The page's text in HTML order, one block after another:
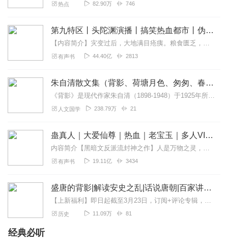
热点 82.90万 746
第九特区丨头陀渊演播丨搞笑热血都市丨伪戒丨VIP免费多人有声剧
【内容简介】灾变过后，大地满目疮痍。粮食匮乏，资源紧俏，局势混乱……一位从待规划区杀出来的青年，背对着漫天黄沙，孤身来到九区谋生，却不曾想偶然结识三五好友，一念...
有声书 44.40亿 2813
朱自清散文集（背影、荷塘月色、匆匆、春、一封信）
《背影》是现代作家朱自清（1898-1948）于1925年所写的一篇回忆性散文。这篇散文叙述的是作者离开南京到北京大学，父亲送他到浦口火车站，照料他上车，并替他...
人文国学 238.79万 21
蛊真人｜大爱仙尊｜热血｜老宝玉｜多人VIP免费有声剧
内容简介【黑暗文反派流封神之作】人是万物之灵，蛊是天地真精。一个穿越者不断重生的故事。一个养蛊、炼蛊、用蛊的奇特世界。配音组（男角色）老宝玉旁白...
有声书 19.11亿 3434
盛唐的背影|解读安史之乱|话说唐朝|百家讲坛经典
【上新福利】即日起截至3月23日，订阅+评论专辑，将根据用户收听时长+评论走心程度，在“专辑评价区”随机抽取1位真爱粉送纸书1本！【社群福利】欢迎熊猫君的粉丝听...
历史 11.09万 81
经典必听